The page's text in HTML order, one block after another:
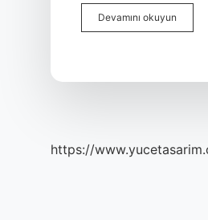
Devamını okuyun
Sonra
https://